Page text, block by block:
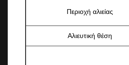
Περιοχή αλιείας
Αλιευτική θέση